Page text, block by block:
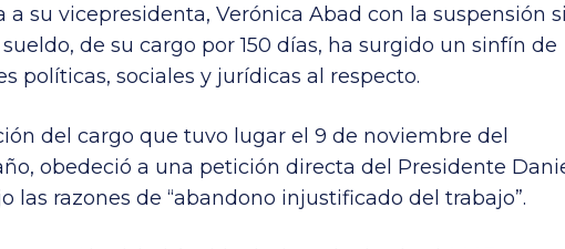
a su vicepresidenta, Verónica Abad con la suspensión
de su cargo por 150 días, ha surgido un sinfín de
políticas, sociales y jurídicas al respecto.
del cargo que tuvo lugar el 9 de noviembre del
obedeció a una petición directa del Presidente
las razones de “abandono injustificado del trabajo”.